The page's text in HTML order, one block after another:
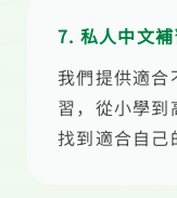
7. 私人中文補
我們提供適合
習，從小學到
找到適合自己